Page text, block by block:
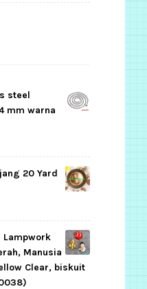
steel
mm warna
20 Yard
Lampwork
Manusia
Clear, biskuit